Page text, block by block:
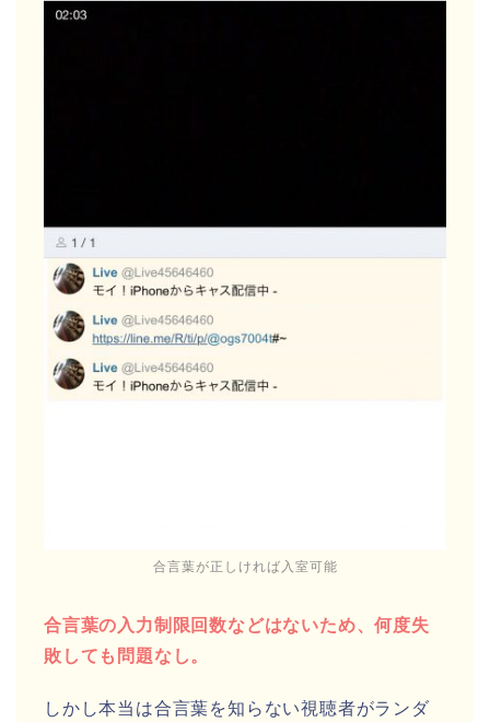
合言葉が正しければ入室可能
合言葉の入力制限回数などはないため、何度失
敗しても問題なし。
しかし本当は合言葉を知らない視聴者がランダ